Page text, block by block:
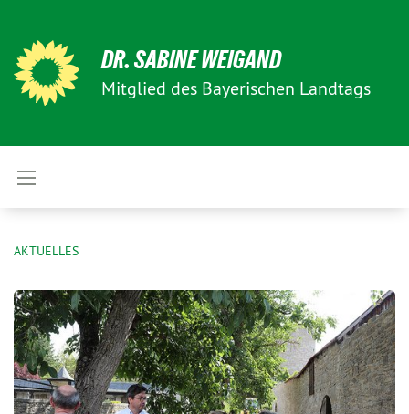
DR. SABINE WEIGAND
Mitglied des Bayerischen Landtags
AKTUELLES